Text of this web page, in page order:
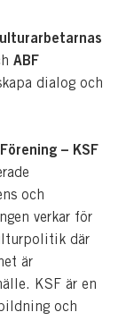
ABF
dialog och
– KSF
och
verkar för
där
är
KSF är en
och